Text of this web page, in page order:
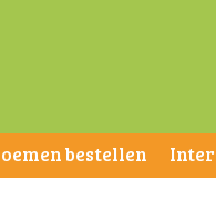
bestellen